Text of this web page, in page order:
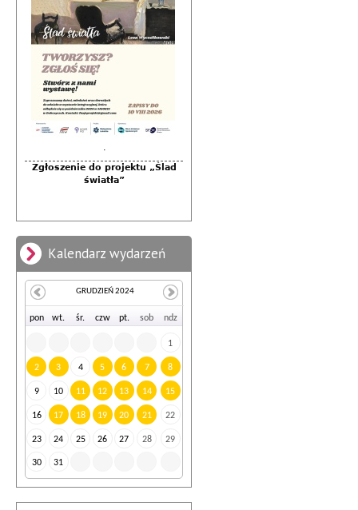
.
Zgłoszenie do projektu „Ślad
światła”
.
Warsztaty artystyczno-
integracyjne towarzyszące
Kalendarz wydarzeń
pon wt. śr. czw pt. sob ndz
1
2 3 4 5 6 7 8
9 10 11 12 13 14 15
16 17 18 19 20 21 22
23 24 25 26 27 28 29
30 31
GRUDZIEŃ 2024